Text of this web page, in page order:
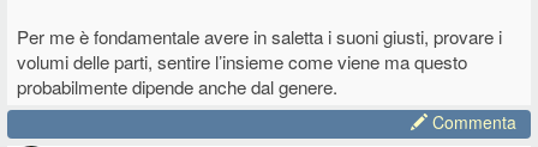
Per me è fondamentale avere in saletta i suoni giusti, provare i
volumi delle parti, sentire l’insieme come viene ma questo
probabilmente dipende anche dal genere.
Commenta